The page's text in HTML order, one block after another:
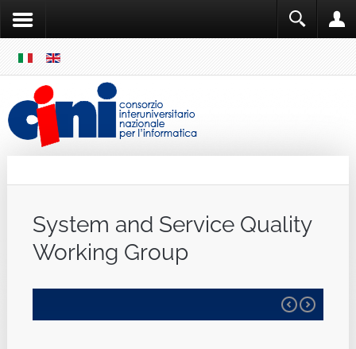
MENU
System and Service Quality
Working Group